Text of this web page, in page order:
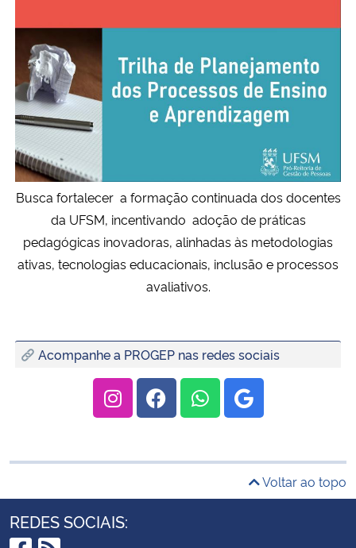
Busca fortalecer a formação continuada dos docentes
da UFSM, incentivando adoção de práticas
pedagógicas inovadoras, alinhadas às metodologias
ativas, tecnologias educacionais, inclusão e processos
avaliativos.
Acompanhe a PROGEP nas redes sociais
Voltar ao topo
REDES SOCIAIS: